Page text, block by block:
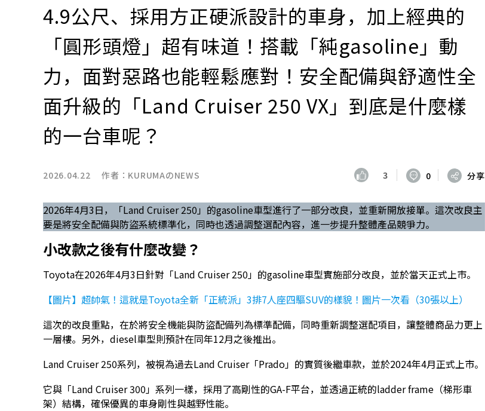
4.9公尺、採用方正硬派設計的車身，加上經典的
「圓形頭燈」超有味道！搭載「純gasoline」動
力，面對惡路也能輕鬆應對！安全配備與舒適性全
面升級的「Land Cruiser 250 VX」到底是什麼樣
的一台車呢？
2026.04.22 作者： KURUMAのNEWS 3 0 分享
2026年4月3日，「Land Cruiser 250」的gasoline車型進行了一部分改良，並重新開放接單。這次改良主
要是將安全配備與防盜系統標準化，同時也透過調整選配內容，進一步提升整體產品競爭力。
小改款之後有什麼改變？
Toyota在2026年4月3日針對「Land Cruiser 250」的gasoline車型實施部分改良，並於當天正式上市。
【圖片】超帥氣！這就是Toyota全新「正統派」3排7人座四驅SUV的樣貌！圖片一次看（30張以上）
這次的改良重點，在於將安全機能與防盜配備列為標準配備，同時重新調整選配項目，讓整體商品力更上
一層樓。另外，diesel車型則預計在同年12月之後推出。
Land Cruiser 250系列，被視為過去Land Cruiser「Prado」的實質後繼車款，並於2024年4月正式上市。
它與「Land Cruiser 300」系列一樣，採用了高剛性的GA-F平台，並透過正統的ladder frame（梯形車
架）結構，確保優異的車身剛性與越野性能。